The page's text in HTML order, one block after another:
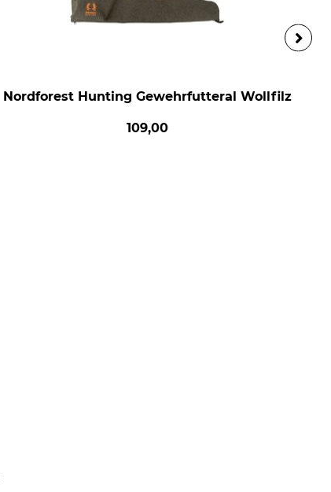
Nordforest Hunting Gewehrfutteral Wollfilz
109,00